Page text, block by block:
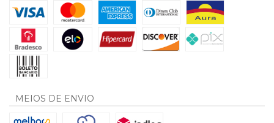
MEIOS DE ENVIO